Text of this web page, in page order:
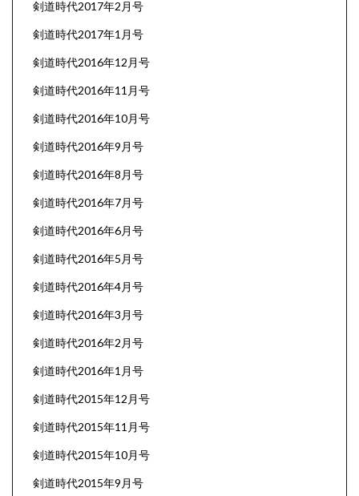
剣道時代2017年2月号
剣道時代2017年1月号
剣道時代2016年12月号
剣道時代2016年11月号
剣道時代2016年10月号
剣道時代2016年9月号
剣道時代2016年8月号
剣道時代2016年7月号
剣道時代2016年6月号
剣道時代2016年5月号
剣道時代2016年4月号
剣道時代2016年3月号
剣道時代2016年2月号
剣道時代2016年1月号
剣道時代2015年12月号
剣道時代2015年11月号
剣道時代2015年10月号
剣道時代2015年9月号